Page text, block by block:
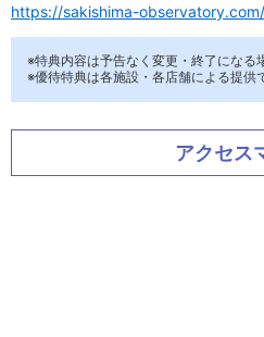
https://sakishima-observatory.com/
※特典内容は予告なく変更・終了になる
※優待特典は各施設・各店舗による提供
アクセス